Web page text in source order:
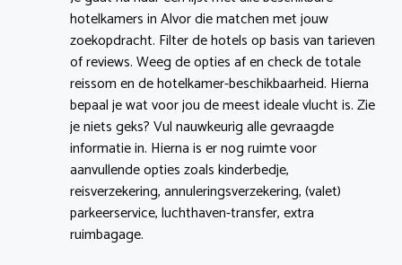
hotelkamers in Alvor die matchen met jouw
zoekopdracht. Filter de hotels op basis van tarieven
of reviews. Weeg de opties af en check de totale
reissom en de hotelkamer-beschikbaarheid. Hierna
bepaal je wat voor jou de meest ideale vlucht is. Zie
je niets geks? Vul nauwkeurig alle gevraagde
informatie in. Hierna is er nog ruimte voor
aanvullende opties zoals kinderbedje,
reisverzekering, annuleringsverzekering, (valet)
parkeerservice, luchthaven-transfer, extra
ruimbagage.